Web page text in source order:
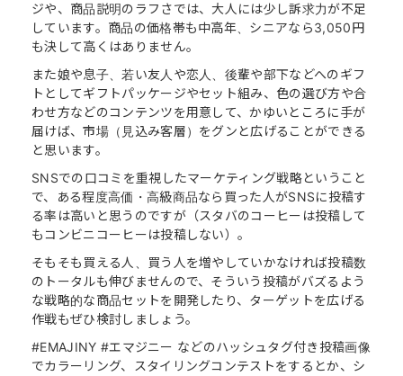
ジや、商品説明のラフさでは、大人には少し訴求力が不足
しています。商品の価格帯も中高年、シニアなら3,050円
も決して高くはありません。
また娘や息子、若い友人や恋人、後輩や部下などへのギフ
トとしてギフトパッケージやセット組み、色の選び方や合
わせ方などのコンテンツを用意して、かゆいところに手が
届けば、市場（見込み客層）をグンと広げることができる
と思います。
SNSでの口コミを重視したマーケティング戦略ということ
で、ある程度高価・高級商品なら買った人がSNSに投稿す
る率は高いと思うのですが（スタバのコーヒーは投稿して
もコンビニコーヒーは投稿しない）。
そもそも買える人、買う人を増やしていかなければ投稿数
のトータルも伸びませんので、そういう投稿がバズるよう
な戦略的な商品セットを開発したり、ターゲットを広げる
作戦もぜひ検討しましょう。
#EMAJINY #エマジニー などのハッシュタグ付き投稿画像
でカラーリング、スタイリングコンテストをするとか、シ